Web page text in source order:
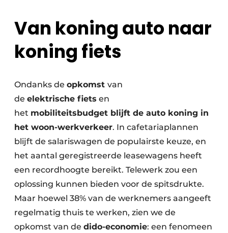
Van koning auto naar
koning fiets
Ondanks de opkomst van
de elektrische fiets en
het mobiliteitsbudget blijft de auto koning in
het woon-werkverkeer. In cafetariaplannen
blijft de salariswagen de populairste keuze, en
het aantal geregistreerde leasewagens heeft
een recordhoogte bereikt. Telewerk zou een
oplossing kunnen bieden voor de spitsdrukte.
Maar hoewel 38% van de werknemers aangeeft
regelmatig thuis te werken, zien we de
opkomst van de dido-economie: een fenomeen